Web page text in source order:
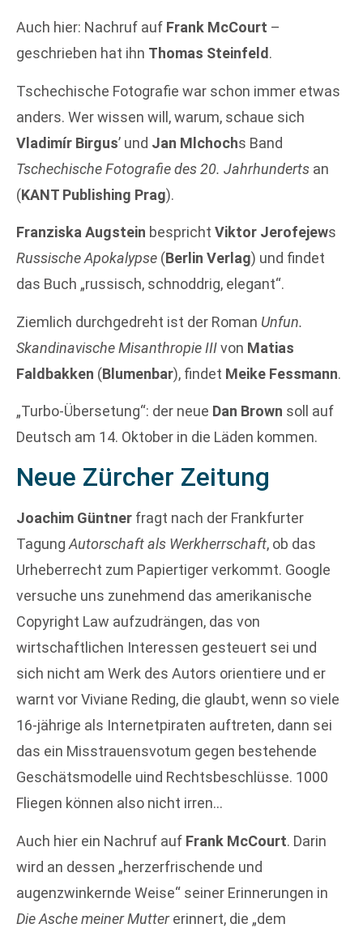
Auch hier: Nachruf auf Frank McCourt –
geschrieben hat ihn Thomas Steinfeld.
Tschechische Fotografie war schon immer etwas
anders. Wer wissen will, warum, schaue sich
Vladimír Birgus’ und Jan Mlchochs Band
Tschechische Fotografie des 20. Jahrhunderts an
(KANT Publishing Prag).
Franziska Augstein bespricht Viktor Jerofejews
Russische Apokalypse (Berlin Verlag) und findet
das Buch „russisch, schnoddrig, elegant“.
Ziemlich durchgedreht ist der Roman Unfun.
Skandinavische Misanthropie IIIvon Matias
Faldbakken (Blumenbar), findet Meike Fessmann.
„Turbo-Übersetung“: der neue Dan Brown soll auf
Deutsch am 14. Oktober in die Läden kommen.
Neue Zürcher Zeitung
Joachim Güntner fragt nach der Frankfurter
TagungAutorschaft als Werkherrschaft, ob das
Urheberrecht zum Papiertiger verkommt. Google
versuche uns zunehmend das amerikanische
Copyright Law aufzudrängen, das von
wirtschaftlichen Interessen gesteuert sei und
sich nicht am Werk des Autors orientiere und er
warnt vor Viviane Reding, die glaubt, wenn so viele
16-jährige als Internetpiraten auftreten, dann sei
das ein Misstrauensvotum gegen bestehende
Geschätsmodelle uind Rechtsbeschlüsse. 1000
Fliegen können also nicht irren…
Auch hier ein Nachruf auf Frank McCourt. Darin
wird an dessen „herzerfrischende und
augenzwinkernde Weise“ seiner Erinnerungen in
Die Asche meiner Muttererinnert, die „dem